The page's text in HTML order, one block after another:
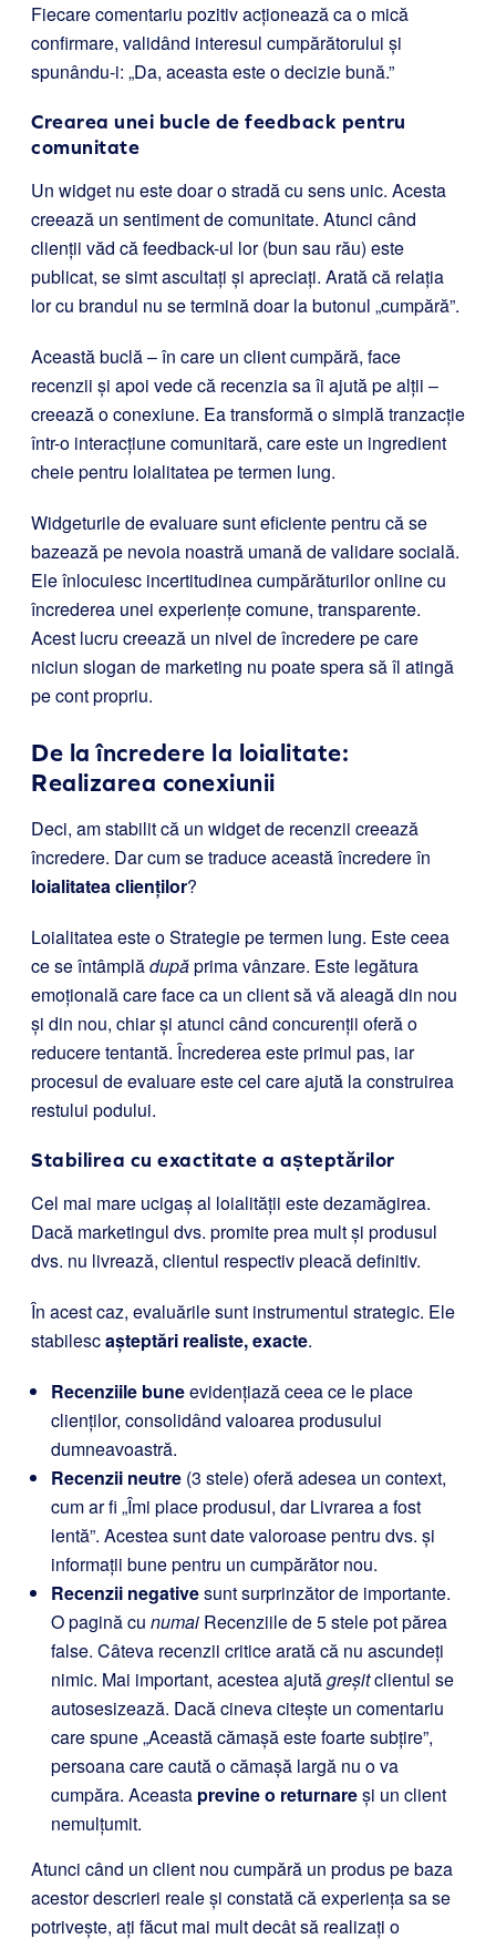
Fiecare comentariu pozitiv acționează ca o mică
confirmare, validând interesul cumpărătorului și
spunându-i: „Da, aceasta este o decizie bună.”
Crearea unei bucle de feedback pentru
comunitate
Un widget nu este doar o stradă cu sens unic. Acesta
creează un sentiment de comunitate. Atunci când
clienții văd că feedback-ul lor (bun sau rău) este
publicat, se simt ascultați și apreciați. Arată că relația
lor cu brandul nu se termină doar la butonul „cumpără”.
Această buclă – în care un client cumpără, face
recenzii și apoi vede că recenzia sa îi ajută pe alții –
creează o conexiune. Ea transformă o simplă tranzacție
într-o interacțiune comunitară, care este un ingredient
cheie pentru loialitatea pe termen lung.
Widgeturile de evaluare sunt eficiente pentru că se
bazează pe nevoia noastră umană de validare socială.
Ele înlocuiesc incertitudinea cumpărăturilor online cu
încrederea unei experiențe comune, transparente.
Acest lucru creează un nivel de încredere pe care
niciun slogan de marketing nu poate spera să îl atingă
pe cont propriu.
De la încredere la loialitate:
Realizarea conexiunii
Deci, am stabilit că un widget de recenzii creează
încredere. Dar cum se traduce această încredere în
loialitatea clienților?
Loialitatea este o Strategie pe termen lung. Este ceea
ce se întâmplădupăprima vânzare. Este legătura
emoțională care face ca un client să vă aleagă din nou
și din nou, chiar și atunci când concurenții oferă o
reducere tentantă. Încrederea este primul pas, iar
procesul de evaluare este cel care ajută la construirea
restului podului.
Stabilirea cu exactitate a așteptărilor
Cel mai mare ucigaș al loialității este dezamăgirea.
Dacă marketingul dvs. promite prea mult și produsul
dvs. nu livrează, clientul respectiv pleacă definitiv.
În acest caz, evaluările sunt instrumentul strategic. Ele
stabilescașteptări realiste, exacte.
Recenziile buneevidențiază ceea ce le place
clienților, consolidând valoarea produsului
dumneavoastră.
Recenzii neutre (3 stele) oferă adesea un context,
cum ar fi „Îmi place produsul, dar Livrarea a fost
lentă”. Acestea sunt date valoroase pentru dvs. și
informații bune pentru un cumpărător nou.
Recenzii negativesunt surprinzător de importante.
O pagină cu numai Recenziile de 5 stele pot părea
false. Câteva recenzii critice arată că nu ascundeți
nimic. Mai important, acestea ajutăgreșitclientul se
autosesizează. Dacă cineva citește un comentariu
care spune „Această cămașă este foarte subțire”,
persoana care caută o cămașă largă nu o va
cumpăra. Aceasta previne o returnareși un client
nemulțumit.
Atunci când un client nou cumpără un produs pe baza
acestor descrieri reale și constată că experiența sa se
potrivește, ați făcut mai mult decât să realizați o